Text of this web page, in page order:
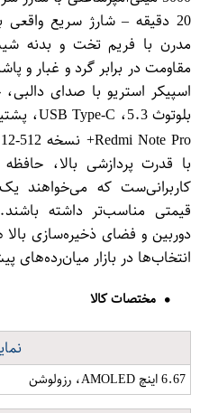
20 دقیقه – شارژ سریع
مقاومت در برابر گرد و غبار و
با قدرت پردازشی بالا،
کاربرانی‌ست که می‌خواهند
قیمتی مناسب‌تر داشته
دوربین و فضای ذخیره‌سازی
انتخاب‌ها در بازار میان‌رده‌های
مختصات کالا
6.67 اینچ AMOLED، رزولوشن